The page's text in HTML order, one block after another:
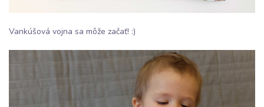
Vankúšová vojna sa môže začať! :)